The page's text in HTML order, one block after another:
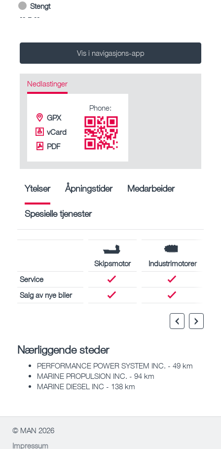
Stengt
-- – --
Vis i navigasjons-app
Nedlastinger
GPX
vCard
PDF
Phone:
Ytelser Åpningstider Medarbeider
Spesielle tjenester
Skipsmotor
Industrimotorer
Service
Salg av nye biler
Nærliggende steder
PERFORMANCE POWER SYSTEM INC. - 49 km
MARINE PROPULSION INC. - 94 km
MARINE DIESEL INC - 138 km
© MAN 2026
Impressum